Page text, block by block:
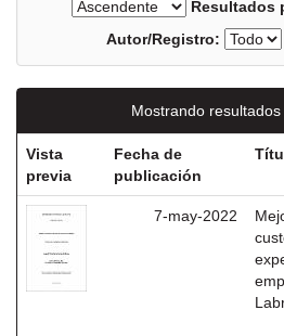
Resultados
Autor/Registro:
Mostrando
Vista
previa
Fecha de
publicación
7-may-2022